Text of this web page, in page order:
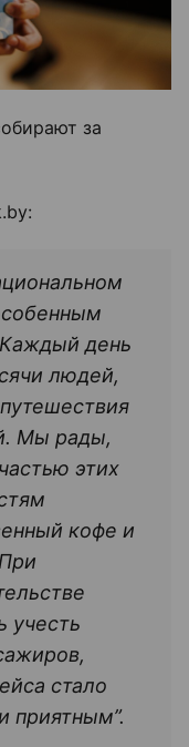
за
Каждый день
людей,
Мы рады,
этих
кофе и
учесть
стало
приятным”.